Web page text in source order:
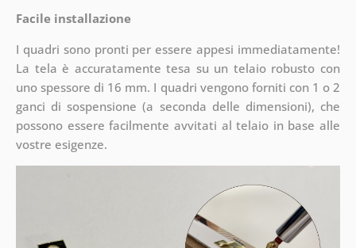
Facile installazione
I quadri sono pronti per essere appesi immediatamente!
La tela è accuratamente tesa su un telaio robusto con
uno spessore di 16 mm. I quadri vengono forniti con 1 o 2
ganci di sospensione (a seconda delle dimensioni), che
possono essere facilmente avvitati al telaio in base alle
vostre esigenze.